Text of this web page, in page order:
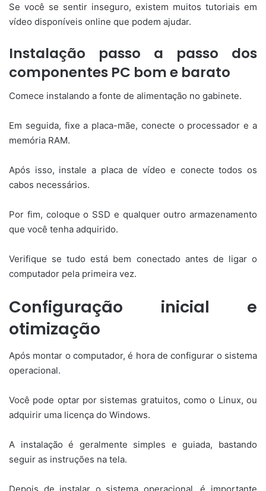
Se você se sentir inseguro, existem muitos tutoriais em
vídeo disponíveis online que podem ajudar.
Instalação passo a passo dos
componentes PC bom e barato
Comece instalando a fonte de alimentação no gabinete.
Em seguida, fixe a placa-mãe, conecte o processador e a
memória RAM.
Após isso, instale a placa de vídeo e conecte todos os
cabos necessários.
Por fim, coloque o SSD e qualquer outro armazenamento
que você tenha adquirido.
Verifique se tudo está bem conectado antes de ligar o
computador pela primeira vez.
Configuração inicial e
otimização
Após montar o computador, é hora de configurar o sistema
operacional.
Você pode optar por sistemas gratuitos, como o Linux, ou
adquirir uma licença do Windows.
A instalação é geralmente simples e guiada, bastando
seguir as instruções na tela.